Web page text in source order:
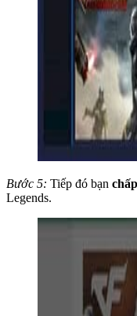
Bước 5: Tiếp đó bạn
Legends.